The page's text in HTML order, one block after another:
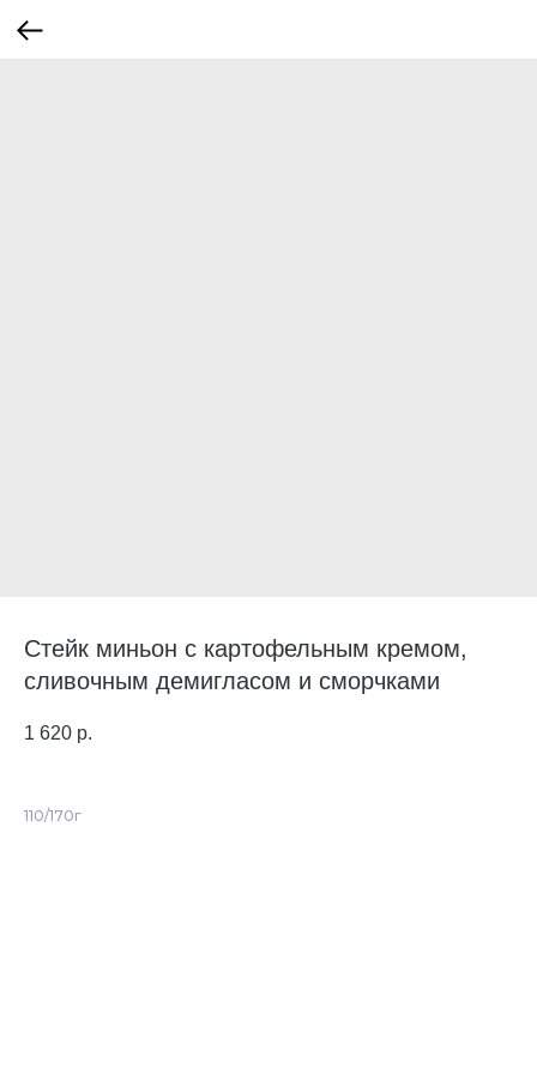
Стейк миньон с картофельным кремом,
сливочным демигласом и сморчками
1 620 р.
110/170г